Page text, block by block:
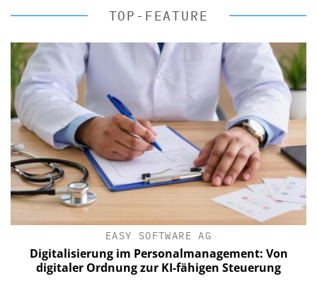
TOP-FEATURE
EASY SOFTWARE AG
Digitalisierung im Personalmanagement: Von
digitaler Ordnung zur KI-fähigen Steuerung